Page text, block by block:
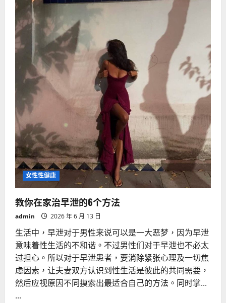
好
会
导
致
流
产
吗
女性性健康
教你在家治早泄的6个方法
admin 2026 年 6 月 13 日
生活中，早泄对于男性来说可以是一大恶梦，因为早泄
意味着性生活的不和谐。不过男性们对于早泄也不必太
过担心。所以对于早泄患者，要消除紧张心理及一切焦
虑因素，让夫妻双方认识到性生活是彼此的共同需要，
然后应视原因不同摸索出最适合自己的方法。同时掌...
...